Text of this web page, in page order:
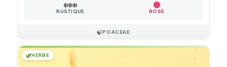
❄️❄️❄️
RUSTIQUE ROSE
🍃POACEAE
🌿HERBE